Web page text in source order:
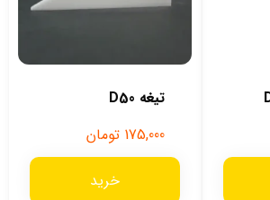
تیغه D50
175,000 تومان
خرید